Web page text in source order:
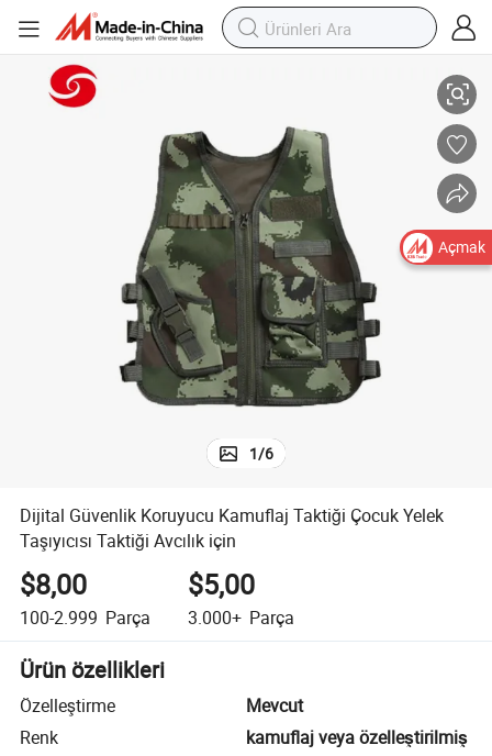
için
Dijital Güvenlik Koruyucu Kamuflaj Taktiği Çocuk Yelek Taşıyıcısı Taktiği
1/6
Dijital Güvenlik Koruyucu Kamuflaj Taktiği Çocuk Yelek
Taşıyıcısı Taktiği Avcılık için
$8,00
100-2.999 Parça
$5,00
3.000+ Parça
Ürün özellikleri
Özelleştirme
Mevcut
Renk
kamuflaj veya özelleştirilmiş
Açmak